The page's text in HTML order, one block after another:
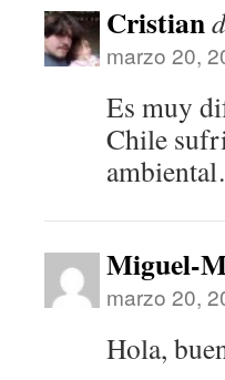
Cristian
marzo 20,
Es muy
Chile
Miguel-
marzo 20,
Hola,